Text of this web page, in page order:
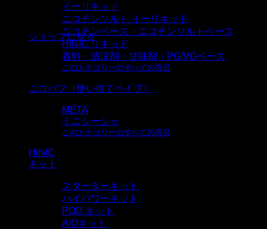
カートに商品がありません。
ショップに戻る
イーリキッド
ニコチンソルト イーリキッド
ニコチンベース・ニコチンソルトベース
HiNIC リキッド
香料・清涼剤・甘味剤・PG/VGベース
このカテゴリーのすべての商品
ニコパフ（使い捨てベイプ）
META
ミニシーシャ
このカテゴリーのすべての商品
HiNIC
キット
スターターキット
ハイパワーキット
POD キット
AIOキット